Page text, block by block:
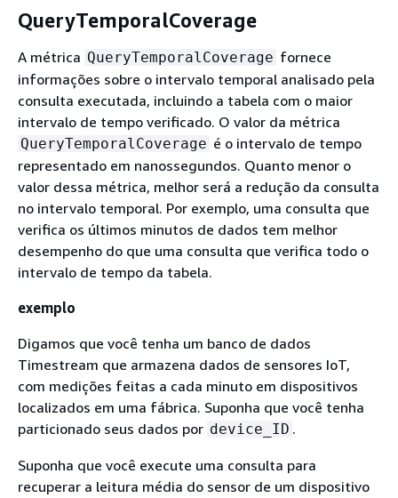
QueryTemporalCoverage
A métrica QueryTemporalCoverage fornece
informações sobre o intervalo temporal analisado pela
consulta executada, incluindo a tabela com o maior
intervalo de tempo verificado. O valor da métrica
QueryTemporalCoverage é o intervalo de tempo
representado em nanossegundos. Quanto menor o
valor dessa métrica, melhor será a redução da consulta
no intervalo temporal. Por exemplo, uma consulta que
verifica os últimos minutos de dados tem melhor
desempenho do que uma consulta que verifica todo o
intervalo de tempo da tabela.
exemplo
Digamos que você tenha um banco de dados
Timestream que armazena dados de sensores IoT,
com medições feitas a cada minuto em dispositivos
localizados em uma fábrica. Suponha que você tenha
particionado seus dados por device_ID .
Suponha que você execute uma consulta para
recuperar a leitura média do sensor de um dispositivo